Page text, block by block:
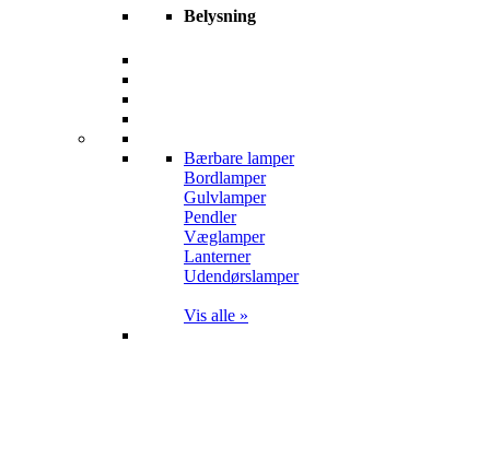
Belysning
Bærbare lamper
Bordlamper
Gulvlamper
Pendler
Væglamper
Lanterner
Udendørslamper
Vis alle »